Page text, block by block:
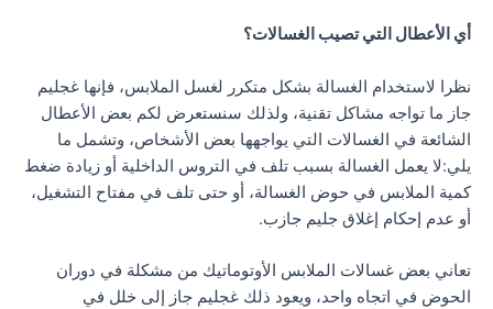
أي الأعطال التي تصيب الغسالات؟
نظرا لاستخدام الغسالة بشكل متكرر لغسل الملابس، فإنها غجليم
جاز ما تواجه مشاكل تقنية، ولذلك سنستعرض لكم بعض الأعطال
الشائعة في الغسالات التي يواجهها بعض الأشخاص، وتشمل ما
يلي:لا يعمل الغسالة بسبب تلف في التروس الداخلية أو زيادة ضغط
كمية الملابس في حوض الغسالة، أو حتى تلف في مفتاح التشغيل،
أو عدم إحكام إغلاق جليم جازب.
تعاني بعض غسالات الملابس الأوتوماتيك من مشكلة في دوران
الحوض في اتجاه واحد، ويعود ذلك غجليم جاز إلى خلل في